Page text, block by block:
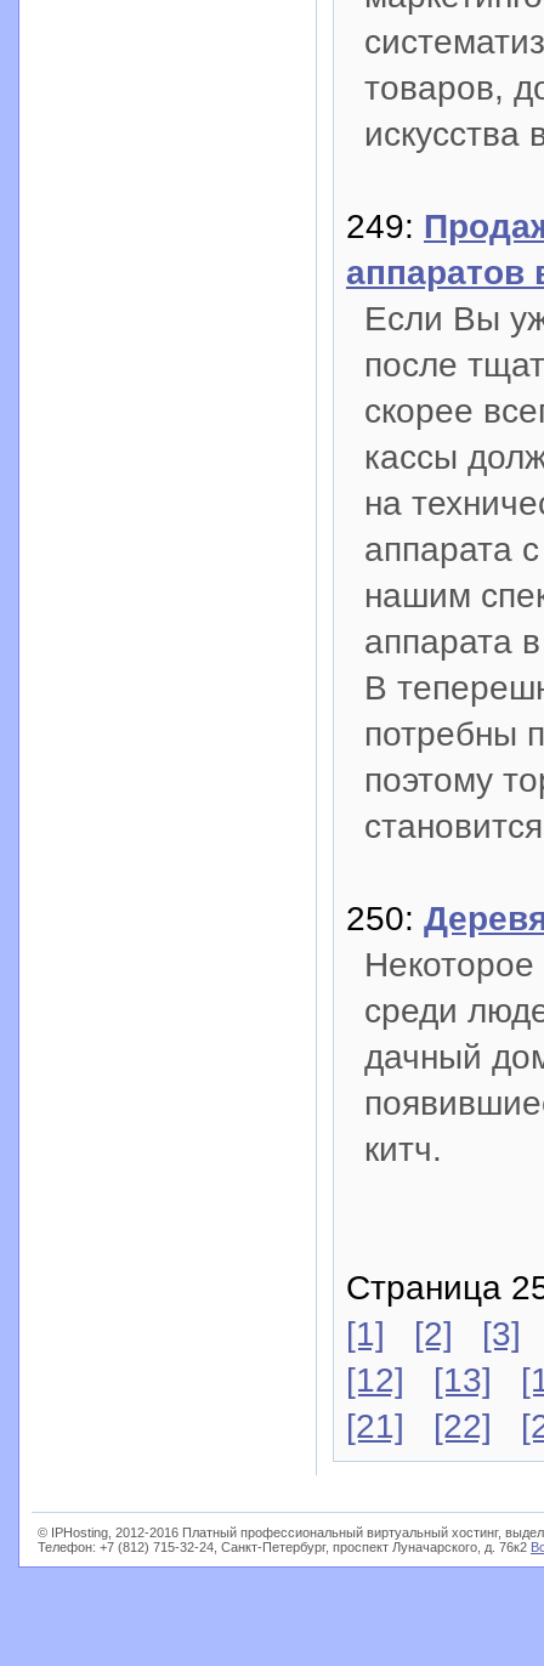
товаров,
искусства
249:
аппаратов
Если Вы
после
скорее
кассы
на
аппарата
нашим
аппарата
В
потребны
поэтому
250:
среди
дачный
китч.
Страница
[1]
[2]
[3]
[12]
[13]
[21]
[22]
© IPHosting, 2012-2016 Платный профессиональный виртуальный хостинг,
Телефон: +7 (812) 715-32-24, Санкт-Петербург, проспект Луначарского, д. 76к2